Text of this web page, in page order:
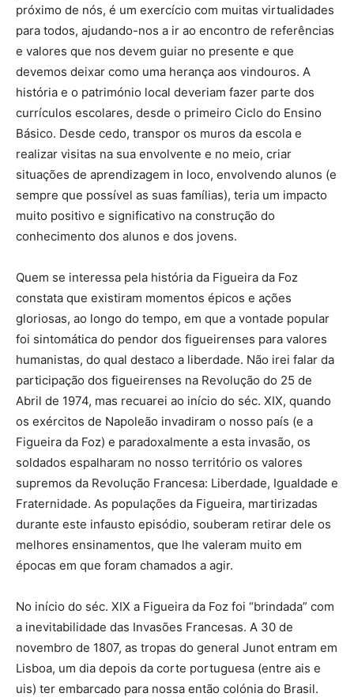
próximo de nós, é um exercício com muitas virtualidades
para todos, ajudando-nos a ir ao encontro de referências
e valores que nos devem guiar no presente e que
devemos deixar como uma herança aos vindouros. A
história e o património local deveriam fazer parte dos
currículos escolares, desde o primeiro Ciclo do Ensino
Básico. Desde cedo, transpor os muros da escola e
realizar visitas na sua envolvente e no meio, criar
situações de aprendizagem in loco, envolvendo alunos (e
sempre que possível as suas famílias), teria um impacto
muito positivo e significativo na construção do
conhecimento dos alunos e dos jovens.
Quem se interessa pela história da Figueira da Foz
constata que existiram momentos épicos e ações
gloriosas, ao longo do tempo, em que a vontade popular
foi sintomática do pendor dos figueirenses para valores
humanistas, do qual destaco a liberdade. Não irei falar da
participação dos figueirenses na Revolução do 25 de
Abril de 1974, mas recuarei ao início do séc. XIX, quando
os exércitos de Napoleão invadiram o nosso país (e a
Figueira da Foz) e paradoxalmente a esta invasão, os
soldados espalharam no nosso território os valores
supremos da Revolução Francesa: Liberdade, Igualdade e
Fraternidade. As populações da Figueira, martirizadas
durante este infausto episódio, souberam retirar dele os
melhores ensinamentos, que lhe valeram muito em
épocas em que foram chamados a agir.
No início do séc. XIX a Figueira da Foz foi “brindada” com
a inevitabilidade das Invasões Francesas. A 30 de
novembro de 1807, as tropas do general Junot entram em
Lisboa, um dia depois da corte portuguesa (entre ais e
uis) ter embarcado para nossa então colónia do Brasil.